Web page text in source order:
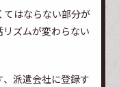
はならない部分が
ズムが変わらない
派遣会社に登録す